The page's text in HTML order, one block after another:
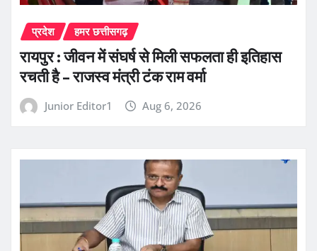
प्रदेश हमर छत्तीसगढ़
रायपुर : जीवन में संघर्ष से मिली सफलता ही इतिहास
रचती है – राजस्व मंत्री टंक राम वर्मा
Junior Editor1 Aug 6, 2026